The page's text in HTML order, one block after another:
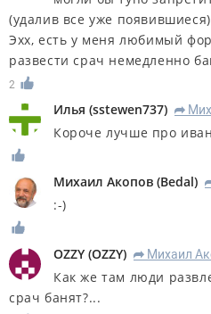
(удалив все уже
Эхх, есть у меня любимый
развести срач немедленно
2
Илья (sstewen737) R
Короче лучше про
Михаил Акопов (Bedal)
:-)
OZZY (OZZY) R Михаил
Как же там люди
срач банят?...